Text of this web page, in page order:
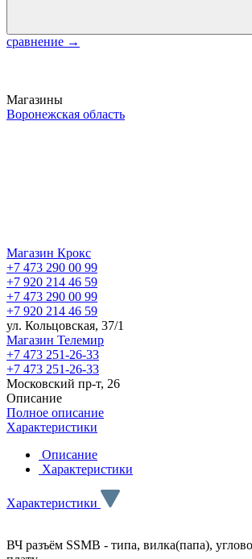
сравнение →
Магазины
Воронежская область
Магазин Крокс
+7 473 290 00 99
+7 920 214 46 59
+7 473 290 00 99
+7 920 214 46 59
ул. Кольцовская, 37/1
Магазин Телемир
+7 473 251-26-33
+7 473 251-26-33
Московский пр-т, 26
Описание
Полное описание
Характеристики
Описание
Характеристики
Характеристики
ВЧ разъём SSMB - типа, вилка(папа),